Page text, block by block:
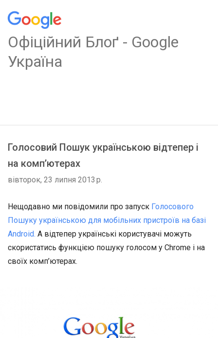
Oфіційний Блоґ - Google
Україна
Голосовий Пошук українською відтепер і
на комп’ютерах
вівторок, 23 липня 2013 р.
Нещодавно ми повідомили про запуск Голосового
Пошуку українською для мобільних пристроїв на базі
Android. А відтепер українські користувачі можуть
скористатись функцією пошуку голосом у Chrome і на
своїх комп’ютерах.